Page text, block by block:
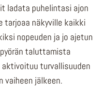
ladata puhelintasi ajon
tarjoaa näkyville kaikki
nopeuden ja jo ajetun
taluttamista
turvallisuuden
vaiheen jälkeen.